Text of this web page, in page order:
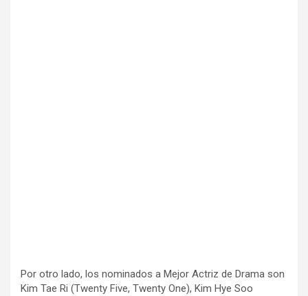
Por otro lado, los nominados a Mejor Actriz de Drama son
Kim Tae Ri (Twenty Five, Twenty One), Kim Hye Soo